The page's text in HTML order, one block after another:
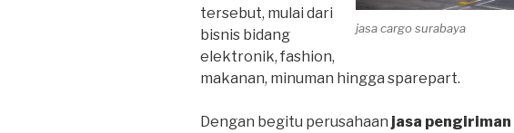
jasa cargo surabaya
tersebut, mulai dari
bisnis bidang
elektronik, fashion,
makanan, minuman hingga sparepart.
Dengan begitu perusahaan jasa pengiriman